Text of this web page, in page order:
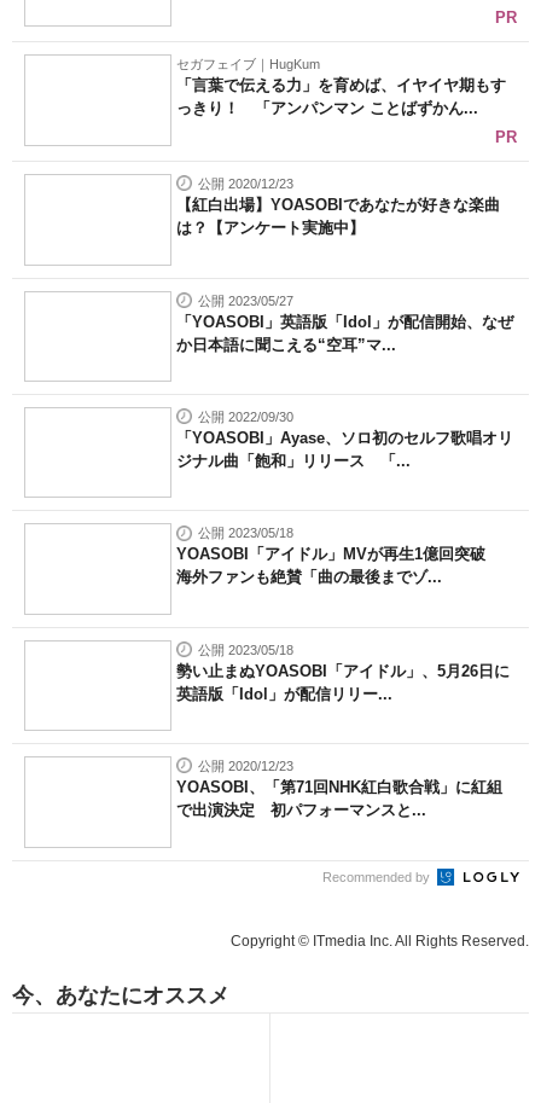
PR
セガフェイブ｜HugKum
「言葉で伝える力」を育めば、イヤイヤ期もす
っきり！ 「アンパンマン ことばずかん...
PR
公開 2020/12/23
【紅白出場】YOASOBIであなたが好きな楽曲
は？【アンケート実施中】
公開 2023/05/27
「YOASOBI」英語版「Idol」が配信開始、なぜ
か日本語に聞こえる“空耳”マ...
公開 2022/09/30
「YOASOBI」Ayase、ソロ初のセルフ歌唱オリ
ジナル曲「飽和」リリース 「...
公開 2023/05/18
YOASOBI「アイドル」MVが再生1億回突破
海外ファンも絶賛「曲の最後までゾ...
公開 2023/05/18
勢い止まぬYOASOBI「アイドル」、5月26日に
英語版「Idol」が配信リリー...
公開 2020/12/23
YOASOBI、「第71回NHK紅白歌合戦」に紅組
で出演決定 初パフォーマンスと...
Recommended by
Copyright © ITmedia Inc. All Rights Reserved.
今、あなたにオススメ